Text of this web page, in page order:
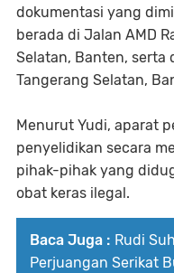
dokumentasi yang
berada di Jalan AMD
Selatan, Banten, serta
Tangerang Selatan,
Menurut Yudi, aparat
penyelidikan secara
pihak-pihak yang
obat keras ilegal.
Baca Juga : Rudi
Perjuangan Serikat